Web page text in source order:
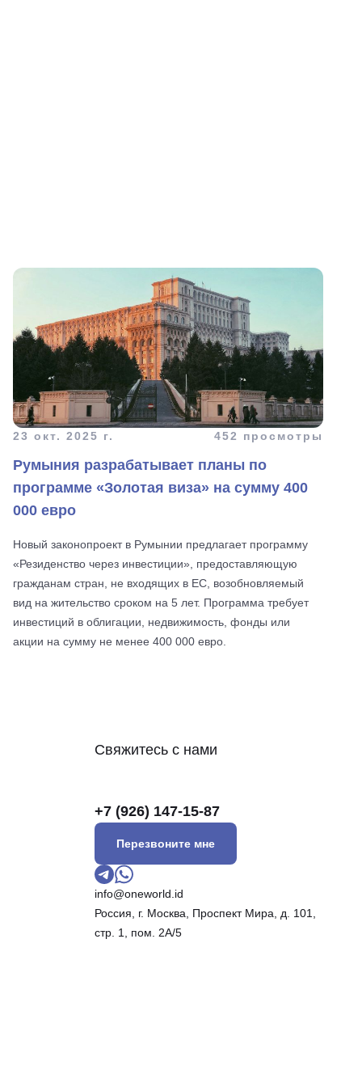
23 окт. 2025 г. 452 просмотры
Румыния разрабатывает планы по
программе «Золотая виза» на сумму 400
000 евро
Новый законопроект в Румынии предлагает программу
«Резиденство через инвестиции», предоставляющую
гражданам стран, не входящих в ЕС, возобновляемый
вид на жительство сроком на 5 лет. Программа требует
инвестиций в облигации, недвижимость, фонды или
акции на сумму не менее 400 000 евро.
Свяжитесь с нами
+7 (926) 147-15-87
Перезвоните мне
info@oneworld.id
Россия, г. Москва, Проспект Мира, д. 101,
стр. 1, пом. 2А/5